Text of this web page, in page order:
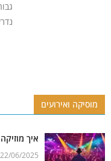
מוסיקה ואירועים
איך
22/06/2025